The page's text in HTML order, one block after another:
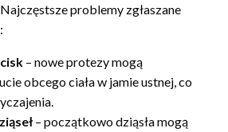
problemy zgłaszane
– nowe protezy mogą
obcego ciała w jamie ustnej, co
– początkowo dziąsła mogą